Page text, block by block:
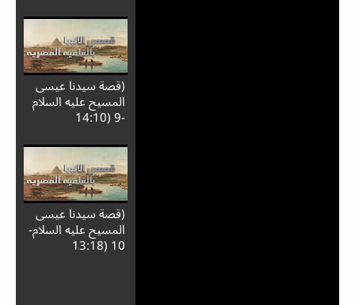
(قصة سيدنا عيسى
المسيح عليه السلام
-9 (14:10
(قصة سيدنا عيسى
المسيح عليه السلام-
10 (13:18